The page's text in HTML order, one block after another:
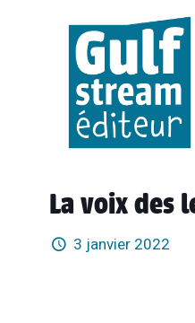
La voix des
3 janvier 2022